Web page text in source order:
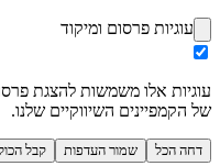
עוגיות פרסום ומיקוד
עוגיות אלו משמשות להצגת
של הקמפיינים השיווקיים שלנו.
דחה הכל שמור העדפות קבל